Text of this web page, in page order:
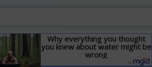
Why everything you thought
you knew about water might be
wrong